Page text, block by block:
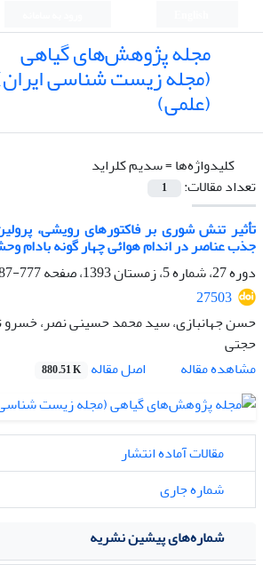
مجله پژوهش‌های گیاهی
(مجله زیست شناسی
(علمی)
کلیدواژه‌ها =سدیم کلراید
تعداد مقالات:
1
تأثیر تنش شوری بر فاکتورهای رویشی،
جذب عناصر در اندام هوائی چهار گونه بادام
دوره 27، شماره 5، زمستان 1393، صفحه
777-787
27503
حسن جهانبازی، سید محمد حسینی نصر، خسرو
حجتی
مشاهده مقاله
اصل مقاله 880.51 K
مقالات آماده انتشار
شماره جاری
شماره‌های پیشین نشریه